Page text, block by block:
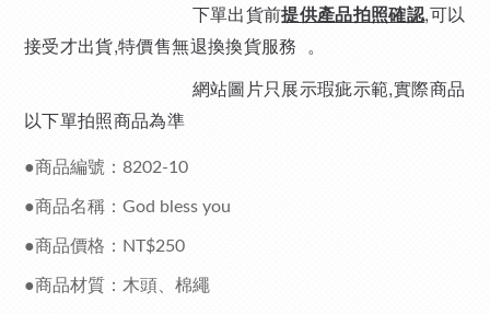
下單出貨前提供產品拍照確認,可以
接受才出貨,特價售無退換換貨服務 。
網站圖片只展示瑕疵示範,實際商品
以下單拍照商品為準
●商品編號： 8202-10
●商品名稱： God bless you
●商品價格： NT$250
●商品材質：木頭、棉繩